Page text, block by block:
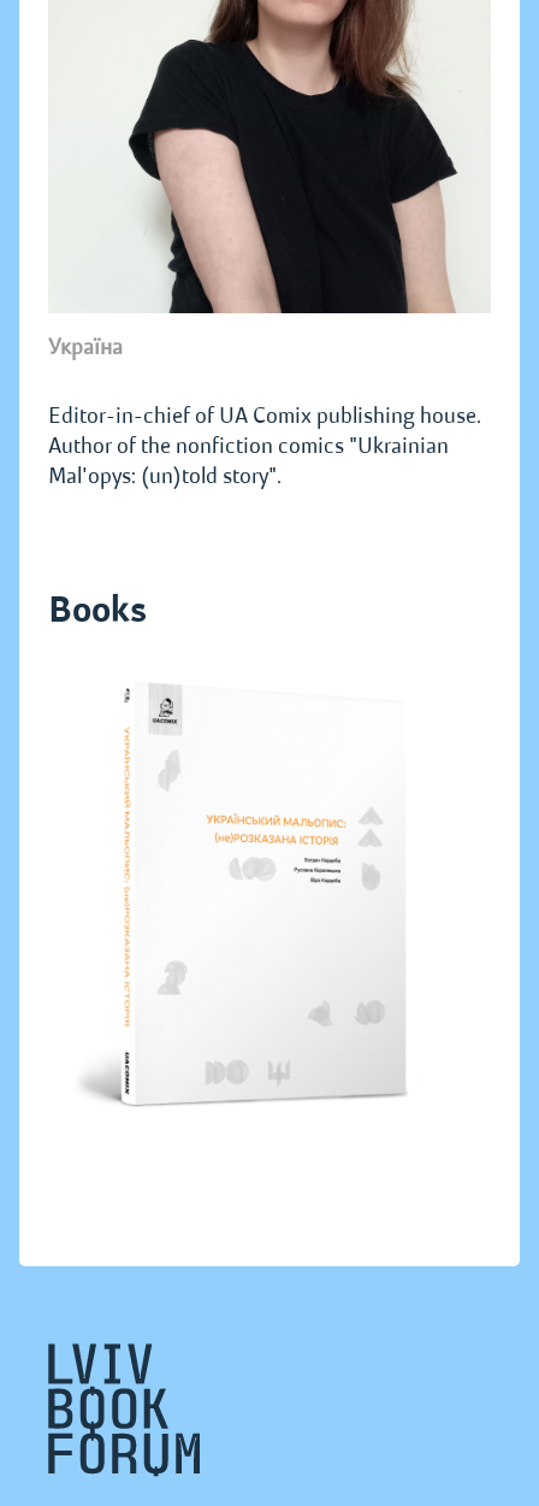
Україна
Editor-in-chief of UA Comix publishing house.
Author of the nonfiction comics "Ukrainian
Mal'opys: (un)told story".
Books